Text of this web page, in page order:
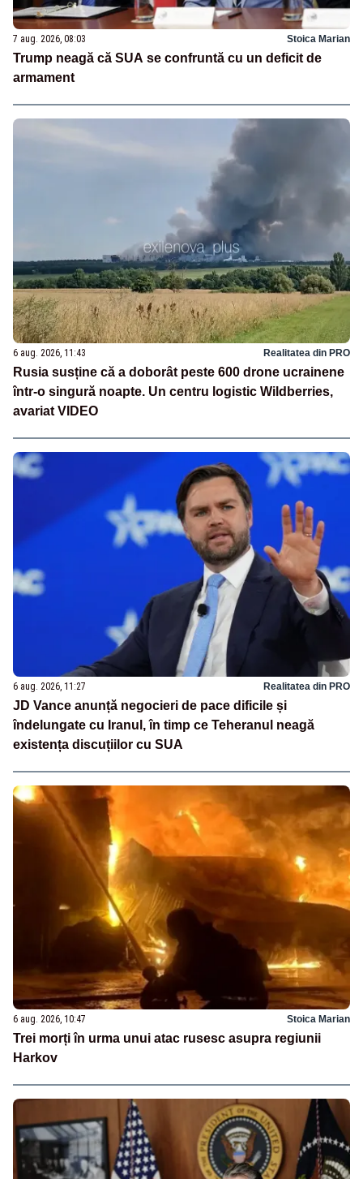
7 aug. 2026, 08:03 Stoica Marian
Trump neagă că SUA se confruntă cu un deficit de
armament
6 aug. 2026, 11:43 Realitatea din PRO
Rusia susține că a doborât peste 600 drone ucrainene
într-o singură noapte. Un centru logistic Wildberries,
avariat VIDEO
6 aug. 2026, 11:27 Realitatea din PRO
JD Vance anunță negocieri de pace dificile și
îndelungate cu Iranul, în timp ce Teheranul neagă
existența discuțiilor cu SUA
6 aug. 2026, 10:47 Stoica Marian
Trei morți în urma unui atac rusesc asupra regiunii
Harkov